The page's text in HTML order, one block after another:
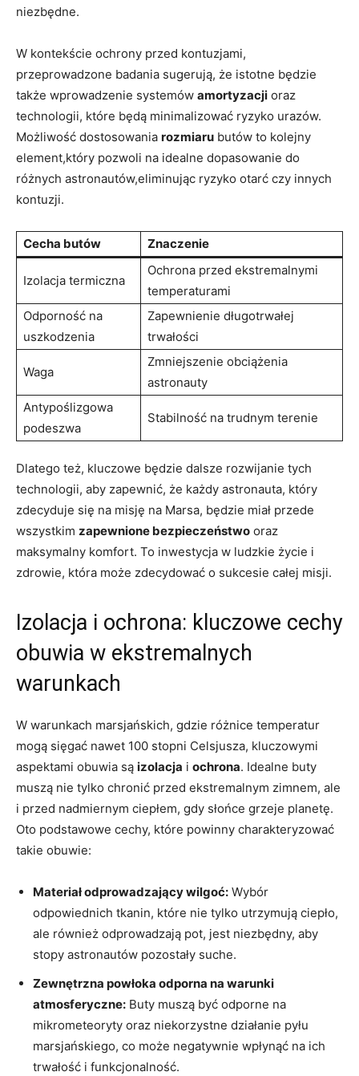
niezbędne.
W kontekście ochrony przed kontuzjami,
przeprowadzone badania sugerują, że istotne będzie
także wprowadzenie systemów amortyzacji oraz
technologii, które będą minimalizować ryzyko urazów.
Możliwość dostosowania rozmiaru butów to kolejny
element,który pozwoli na idealne dopasowanie do
różnych astronautów,eliminując ryzyko otarć czy innych
kontuzji.
Cecha butów Znaczenie
Izolacja termiczna
Ochrona przed ekstremalnymi
temperaturami
Odporność na
uszkodzenia
Zapewnienie długotrwałej
trwałości
Waga
Zmniejszenie obciążenia
astronauty
Antypoślizgowa
podeszwa
Stabilność na trudnym terenie
Dlatego też, kluczowe będzie dalsze rozwijanie tych
technologii, aby zapewnić, że każdy astronauta, który
zdecyduje się na misję na Marsa, będzie miał przede
wszystkim zapewnione bezpieczeństwo oraz
maksymalny komfort. To inwestycja w ludzkie życie i
zdrowie, która może zdecydować o sukcesie całej misji.
Izolacja i ochrona: kluczowe cechy
obuwia w ekstremalnych
warunkach
W warunkach marsjańskich, gdzie różnice temperatur
mogą sięgać nawet 100 stopni Celsjusza, kluczowymi
aspektami obuwia są izolacja i ochrona. Idealne buty
muszą nie tylko chronić przed ekstremalnym zimnem, ale
i przed nadmiernym ciepłem, gdy słońce grzeje planetę.
Oto podstawowe cechy, które powinny charakteryzować
takie obuwie:
Materiał odprowadzający wilgoć: Wybór
odpowiednich tkanin, które nie tylko utrzymują ciepło,
ale również odprowadzają pot, jest niezbędny, aby
stopy astronautów pozostały suche.
Zewnętrzna powłoka odporna na warunki
atmosferyczne: Buty muszą być odporne na
mikrometeoryty oraz niekorzystne działanie pyłu
marsjańskiego, co może negatywnie wpłynąć na ich
trwałość i funkcjonalność.